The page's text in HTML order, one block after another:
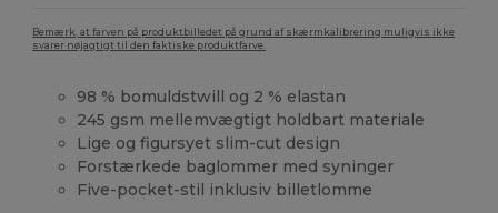
Bemærk, at farven på produktbilledet på grund af skærmkalibrering muligvis ikke
svarer nøjagtigt til den faktiske produktfarve.
98 % bomuldstwill og 2 % elastan
245 gsm mellemvægtigt holdbart materiale
Lige og figursyet slim-cut design
Forstærkede baglommer med syninger
Five-pocket-stil inklusiv billetlomme